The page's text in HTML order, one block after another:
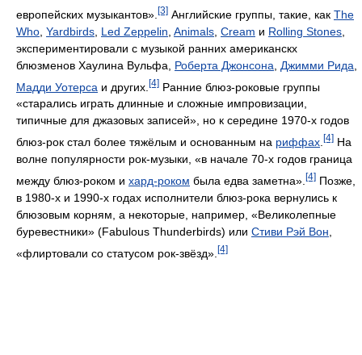
европейских музыкантов». [3] Английские группы, такие, как The
Who Yardbirds Led Zeppelin Animals Cream и Rolling Stones
экспериментировали с музыкой ранних американскх
блюзменов Хаулина Вульфа, Роберта Джонсона Джимми Рида
Мадди Уотерса и других. [4] Ранние блюз-роковые группы
«старались играть длинные и сложные импровизации,
типичные для джазовых записей», но к середине 1970-х годов
блюз-рок стал более тяжёлым и основанным на риффах [4] На
волне популярности рок-музыки, «в начале 70-х годов граница
между блюз-роком и хард-роком была едва заметна». [4] Позже,
в 1980-х и 1990-х годах исполнители блюз-рока вернулись к
блюзовым корням, а некоторые, например, «Великолепные
буревестники» (Fabulous Thunderbirds) или Стиви Рэй Вон
«флиртовали со статусом рок-звёзд». [4]